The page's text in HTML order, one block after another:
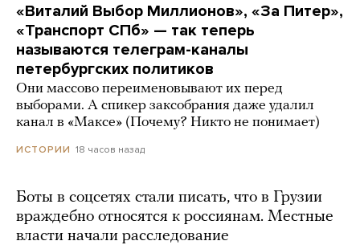
«Виталий Выбор Миллионов», «За Питер»,
«Транспорт СПб» — так теперь
называются телеграм-каналы
петербургских политиков
Они массово переименовывают их перед
выборами. А спикер заксобрания даже удалил
канал в «Максе» (Почему? Никто не понимает)
ИСТОРИИ 18 часов назад
Боты в соцсетях стали писать, что в Грузии
враждебно относятся к россиянам. Местные
власти начали расследование